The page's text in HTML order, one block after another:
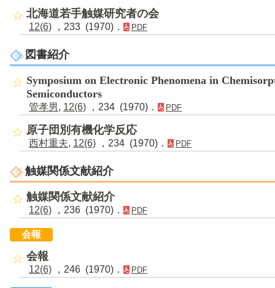
北海道若手触媒研究者の会
12(6) ，233 (1970)． PDF
図書紹介
Symposium on Electronic Phenomena in
Semiconductors
管孝男, 12(6) ，234 (1970)． PDF
原子団別有機化学反応
西村重夫, 12(6) ，234 (1970)． PDF
触媒関係文献紹介
触媒関係文献紹介
12(6) ，236 (1970)． PDF
会報
会報
12(6) ，246 (1970)． PDF